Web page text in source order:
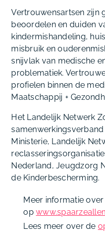
Vertrouwensartsen zijn
beoordelen en duiden
kindermishandeling,
misbruik en
snijvlak van medische
problematiek.
profielen binnen de
Maatschappij +
Het Landelijk Netwerk
Ministerie, Landelijk
Nederland, Jeugdzorg
de Kinderbescherming.
Meer informatie
op
Lees meer over de